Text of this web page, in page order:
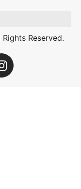
Reserved.